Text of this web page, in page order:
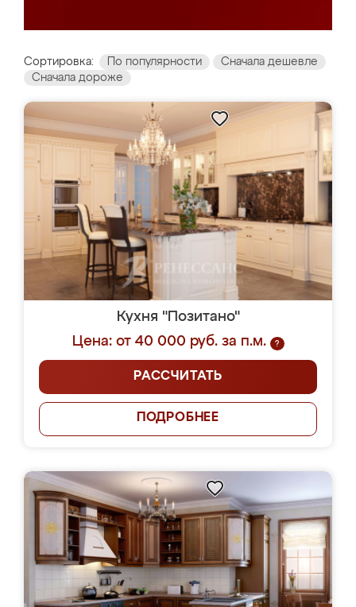
Сортировка: По популярности
Сначала дешевле
Сначала дороже
Кухня "Позитано"
Цена: от 40 000 руб. за п.м.
?
РАССЧИТАТЬ
ПОДРОБНЕЕ